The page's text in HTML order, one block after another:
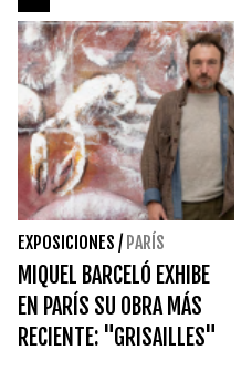
EXPOSICIONES / PARÍS
MIQUEL BARCELÓ EXHIBE
EN PARÍS SU OBRA MÁS
RECIENTE: "GRISAILLES"